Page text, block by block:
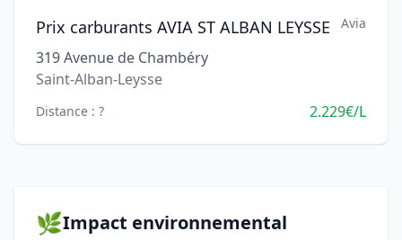
Prix carburants AVIA ST ALBAN LEYSSE Avia
319 Avenue de Chambéry
Saint-Alban-Leysse
Distance : ? 2.229€/L
🌿Impact environnemental